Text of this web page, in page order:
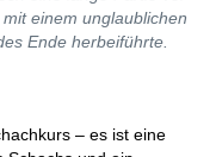
einem unglaublichen
Ende herbeiführte.
– es ist eine